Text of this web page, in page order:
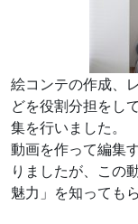
絵コンテの作成、
どを役割分担をし
集を行いました。
動画を作って編集
りましたが、この
魅力」を知っても